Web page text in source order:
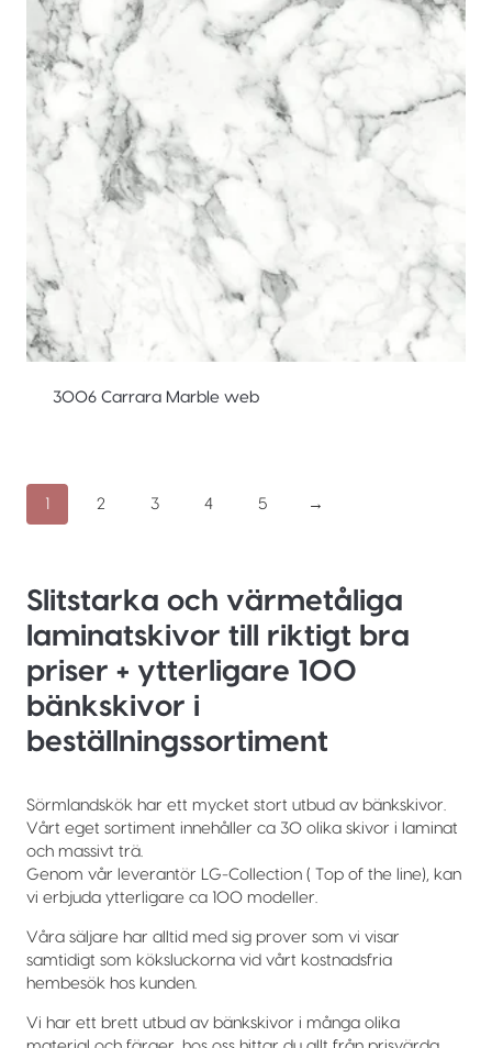
3006 Carrara Marble web
1 2 3 4 5 →
Slitstarka och värmetåliga
laminatskivor till riktigt bra
priser + ytterligare 100
bänkskivor i
beställningssortiment
Sörmlandskök har ett mycket stort utbud av bänkskivor.
Vårt eget sortiment innehåller ca 30 olika skivor i laminat
och massivt trä.
Genom vår leverantör LG-Collection ( Top of the line), kan
vi erbjuda ytterligare ca 100 modeller.
Våra säljare har alltid med sig prover som vi visar
samtidigt som köksluckorna vid vårt kostnadsfria
hembesök hos kunden.
Vi har ett brett utbud av bänkskivor i många olika